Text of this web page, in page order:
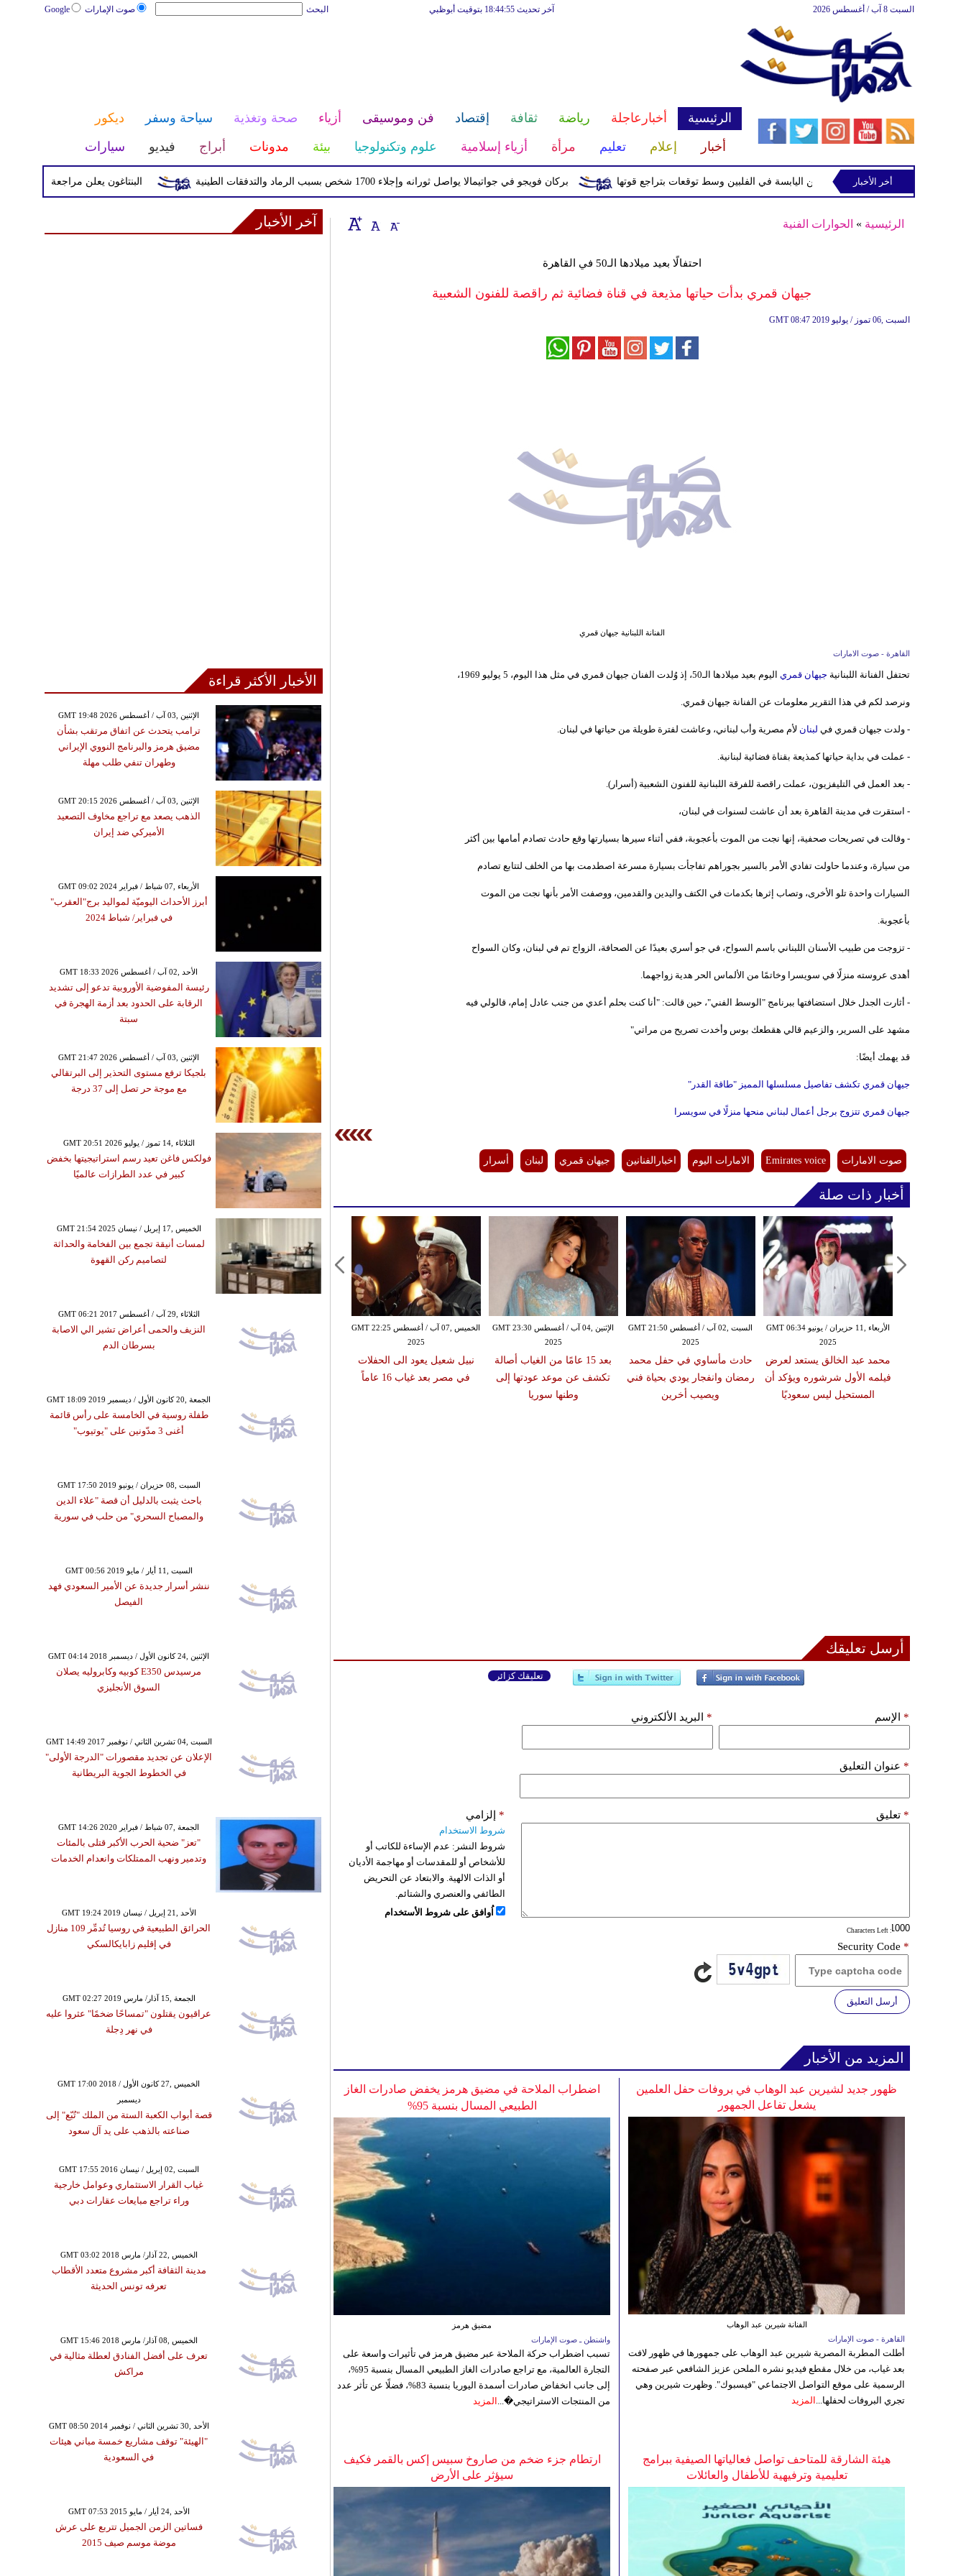
صوت الإمارات Google البحث آخر تحديث 18:44:55 بتوقيت أبوظبي السبت 8 آب / أغسطس 2026
الرئيسية أخبارعاجلة رياضة ثقافة إقتصاد فن وموسيقى أزياء صحة وتغذية سياحة وسفر
ديكور
أخبار
إعلام تعليم مرأة أزياء إسلامية علوم وتكنولوجيا بيئة مدونات أبراج فيديو سيارات
البنتاغون يعلن مراجعة التواجد العسكري بركان فويجو في جواتيمالا يواصل ثورانه وإجلاء 1700 شخص بسبب الرماد والتدفقات الطينية الاستوائية "مايماي" تقترب من اليابسة في الفلبين وسط توقعات بتراجع قوتها
أخر الأخبار
الرئيسية » الحوارات الفنية
احتفالًا بعيد ميلادها الـ50 في القاهرة
جيهان قمري بدأت حياتها مذيعة في قناة فضائية ثم راقصة للفنون الشعبية
GMT 08:47 2019 السبت ,06 تموز / يوليو
الفنانة اللبنانية جيهان قمري
القاهرة - صوت الامارات
تحتفل الفنانة اللبنانية جيهان قمرياليوم بعيد ميلادها الـ50، إذ وُلدت الفنان جيهان قمري في مثل هذا اليوم، 5 يوليو 1969،
ونرصد لكم في هذا التقرير معلومات عن الفنانة جيهان قمري.
- ولدت جيهان قمري في لبنان لأم مصرية وأب لبناني، وعاشت لفترة طويلة من حياتها في لبنان.
- عملت في بداية حياتها كمذيعة بقناة فضائية لبنانية.
- بعد العمل في التليفزيون، عملت راقصة للفرقة اللبنانية للفنون الشعبية (أسرار).
- استقرت في مدينة القاهرة بعد أن عاشت لسنوات في لبنان،
- وقالت في تصريحات صحفية، إنها نجت من الموت بأعجوبة، ففي أثناء سيرها بسيارتها وقع حادث تصادم أمامها بين أكثر
من سيارة، وعندما حاولت تفادي الأمر بالسير بجوراهم تفاجأت بسيارة مسرعة اصطدمت بها من الخلف لتتابع تصادم
السيارات واحدة تلو الأخرى، وتصاب إثرها بكدمات في الكتف واليدين والقدمين، ووصفت الأمر بأنها نجت من الموت
بأعجوبة.
- تزوجت من طبيب الأسنان اللبناني باسم السواح، في جو أسري بعيدًا عن الصحافة، الزواج تم في لبنان، وكان السواح
أهدى عروسته منزلًا في سويسرا وخاتمًا من الألماس الحر هدية زواجهما.
- أثارت الجدل خلال استضافتها ببرنامج "الوسط الفني"، حين قالت: "أنا كنت بحلم أعدي من جنب عادل إمام، قالولي فيه
مشهد على السرير، والزعيم قالي هقطعك بوس وأخدت تصريح من مراتي"
قد يهمك أيضًا:
جيهان قمري تكشف تفاصيل مسلسلها المميز "طاقة القدر"
جيهان قمري تتزوج برجل أعمال لبناني منحها منزلًا في سويسرا
صوت الامارات Emirates voice الامارات اليوم اخبارالفنانين جيهان قمري لبنان أسرار
أخبار ذات صلة
الخميس ,07 آب / أغسطس GMT 22:25
2025
نبيل شعيل يعود الى الحفلات
في مصر بعد غياب 16 عاماً
الإثنين ,04 آب / أغسطس GMT 23:30
2025
بعد 15 عامًا من الغياب أصالة
تكشف عن موعد عودتها إلى
وطنها سوريا
السبت ,02 آب / أغسطس GMT 21:50
2025
حادث مأساوي في حفل محمد
رمضان وانفجار يودي بحياة فني
ويصيب أخرين
الأربعاء ,11 حزيران / يونيو GMT 06:34
2025
محمد عبد الخالق يستعد لعرض
فيلمه الأول شرشوره ويؤكد أن
المستحيل ليس سعوديًا
أرسل تعليقك
تعليقك كزائر
الإسم * البريد الألكتروني *
عنوان التعليق *
تعليق *
: Characters Left
إلزامي *
شروط الاستخدام
شروط النشر: عدم الإساءة للكاتب أو
للأشخاص أو للمقدسات أو مهاجمة الأديان
أو الذات الالهية. والابتعاد عن التحريض
الطائفي والعنصري والشتائم.
اُوافق على شروط الأستخدام
Security Code *
أرسل التعليق
المزيد من الأخبار
اضطراب الملاحة في مضيق هرمز يخفض صادرات الغاز
الطبيعي المسال بنسبة 95%
مضيق هرمز
واشنطن ـ صوت الإمارات
تسبب اضطراب حركة الملاحة عبر مضيق هرمز في تأثيرات واسعة على
التجارة العالمية، مع تراجع صادرات الغاز الطبيعي المسال بنسبة 95%،
إلى جانب انخفاض صادرات أسمدة اليوريا بنسبة 83%، فضلًا عن تأثر عدد
من المنتجات الاستراتيجي�... المزيد
ظهور جديد لشيرين عبد الوهاب في بروفات حفل العلمين
يشعل تفاعل الجمهور
الفنانة شيرين عبد الوهاب
القاهرة - صوت الإمارات
أطلت المطربة المصرية شيرين عبد الوهاب على جمهورها في ظهور لافت
بعد غياب، من خلال مقطع فيديو نشره الملحن عزيز الشافعي عبر صفحته
الرسمية على موقع التواصل الاجتماعي "فيسبوك". وظهرت شيرين وهي
تجري البروفات لحفلها... المزيد
ارتطام جزء ضخم من صاروخ سبيس إكس بالقمر فكيف
سيؤثر على الأرض
هيئة الشارقة للمتاحف تواصل فعالياتها الصيفية ببرامج
تعليمية وترفيهية للأطفال والعائلات
آخر الأخبار
الأخبار الأكثر قراءة
GMT 19:48 2026 الإثنين ,03 آب / أغسطس
ترامب يتحدث عن اتفاق مرتقب بشأن
مضيق هرمز والبرنامج النووي الإيراني
وطهران تنفي طلب مهلة
GMT 20:15 2026 الإثنين ,03 آب / أغسطس
الذهب يصعد مع تراجع مخاوف التصعيد
الأميركي ضد إيران
GMT 09:02 2024 الأربعاء ,07 شباط / فبراير
أبرز الأحداث اليوميّة لمواليد برج"العقرب"
في فبراير/ شباط 2024
GMT 18:33 2026 الأحد ,02 آب / أغسطس
رئيسة المفوضية الأوروبية تدعو إلى تشديد
الرقابة على الحدود بعد أزمة الهجرة في
سبتة
GMT 21:47 2026 الإثنين ,03 آب / أغسطس
بلجيكا ترفع مستوى التحذير إلى البرتقالي
مع موجة حر تصل إلى 37 درجة
GMT 20:51 2026 الثلاثاء ,14 تموز / يوليو
فولكس فاغن تعيد رسم استراتيجيتها بخفض
كبير في عدد الطرازات عالميًا
GMT 21:54 2025 الخميس ,17 إبريل / نيسان
لمسات أنيقة تجمع بين الفخامة والحداثة
لتصاميم ركن القهوة
GMT 06:21 2017 الثلاثاء ,29 آب / أغسطس
النزيف والحمى أعراض تشير الي الاصابة
بسرطان الدم
GMT 18:09 2019 الجمعة ,20 كانون الأول / ديسمبر
طفلة روسية في الخامسة على رأس قائمة
أغنى 3 مدّونين على "يوتيوب"
GMT 17:50 2019 السبت ,08 حزيران / يونيو
باحث يثبت بالدليل أن قصة "علاء الدين
والمصباح السحري" من حلب في سورية
GMT 00:56 2019 السبت ,11 أيار / مايو
ننشر أسرار جديدة عن الأمير السعودي فهد
الفيصل
GMT 04:14 2018 الإثنين ,24 كانون الأول / ديسمبر
مرسيدس E350 كوبيه وكابروليه يصلان
السوق الأنجليزي
GMT 14:49 2017 السبت ,04 تشرين الثاني / نوفمبر
الإعلان عن تجديد مقصورات "الدرجة الأولى"
في الخطوط الجوية البريطانية
GMT 14:26 2020 الجمعة ,07 شباط / فبراير
"تعز" ضحية الحرب الأكبر قتلى بالمئات
وتدمير ونهب الممتلكات وانعدام الخدمات
GMT 19:24 2019 الأحد ,21 إبريل / نيسان
الحرائق الطبيعية في روسيا تُدمِّر 109 منازل
في إقليم زابايكالسكي
GMT 02:27 2019 الجمعة ,15 آذار/ مارس
عراقيون يقتلون "تمساحًا ضخمًا" عثروا عليه
في نهر دِجلة
GMT 17:00 2018 الخميس ,27 كانون الأول /
ديسمبر
قصة أبواب الكعبة الستة من الملك "تُبّع" إلى
صناعته بالذهب على يد آل سعود
GMT 17:55 2016 السبت ,02 إبريل / نيسان
غياب القرار الاستثماري وعوامل خارجية
وراء تراجع مبايعات عقارات دبي
GMT 03:02 2018 الخميس ,22 آذار/ مارس
مدينة الثقافة أكبر مشروع متعدد الأقطاب
تعرفه تونس الحديثة
GMT 15:46 2018 الخميس ,08 آذار/ مارس
تعرف على أفضل الفنادق لعطلة مثالية في
مراكش
GMT 08:50 2014 الأحد ,30 تشرين الثاني / نوفمبر
"الهيئة" توقف مشاريع خمسة مباني هيئات
في السعودية
GMT 07:53 2015 الأحد ,24 أيار / مايو
فساتين الزمن الجميل تتربع على عرش
موضة موسم صيف 2015